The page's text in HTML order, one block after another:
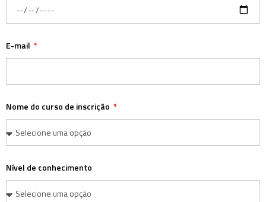
E-mail
Nome do curso de inscrição
Nível de conhecimento